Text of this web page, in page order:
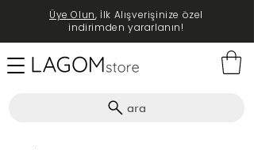
ara
Üye Olun, İlk Alışverişinize özel
indirimden yararlanın!